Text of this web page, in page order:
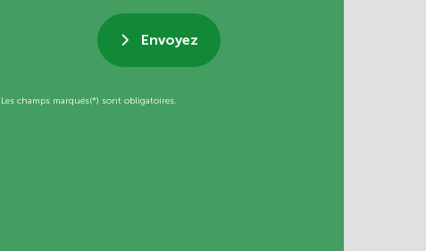
Envoyez
Les champs marqués(*) sont obligatoires.